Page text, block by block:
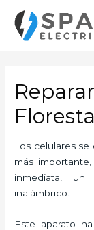
contenido
Floresta
Los celulares
más
inmediata,
inalámbrico.
Este aparato